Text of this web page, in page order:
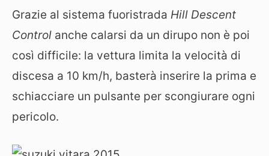
Grazie al sistema fuoristrada Hill Descent
Control anche calarsi da un dirupo non è poi
così difficile: la vettura limita la velocità di
discesa a 10 km/h, basterà inserire la prima e
schiacciare un pulsante per scongiurare ogni
pericolo.